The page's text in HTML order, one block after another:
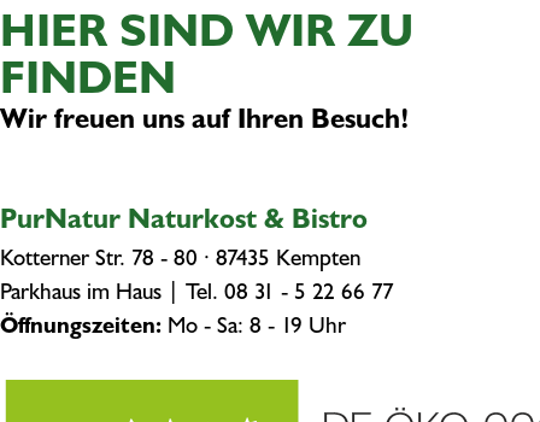
HIER SIND WIR ZU
FINDEN
Wir freuen uns auf Ihren Besuch!
PurNatur Naturkost & Bistro
Kotterner Str. 78 - 80 · 87435 Kempten
Parkhaus im Haus | Tel. 08 31 - 5 22 66 77
Öffnungszeiten: Mo - Sa: 8 - 19 Uhr